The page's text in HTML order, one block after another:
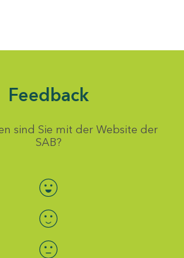
Feedback
sind Sie mit der Website der
SAB?
Bewertung auswählen